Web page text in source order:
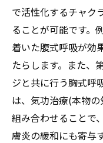
で活性化するチャク
ることが可能です。
着いた腹式呼吸が効
たらします。また、
ジと共に行う胸式呼
は、気功治療(本物
組み合わせることで
膚炎の緩和にも寄与